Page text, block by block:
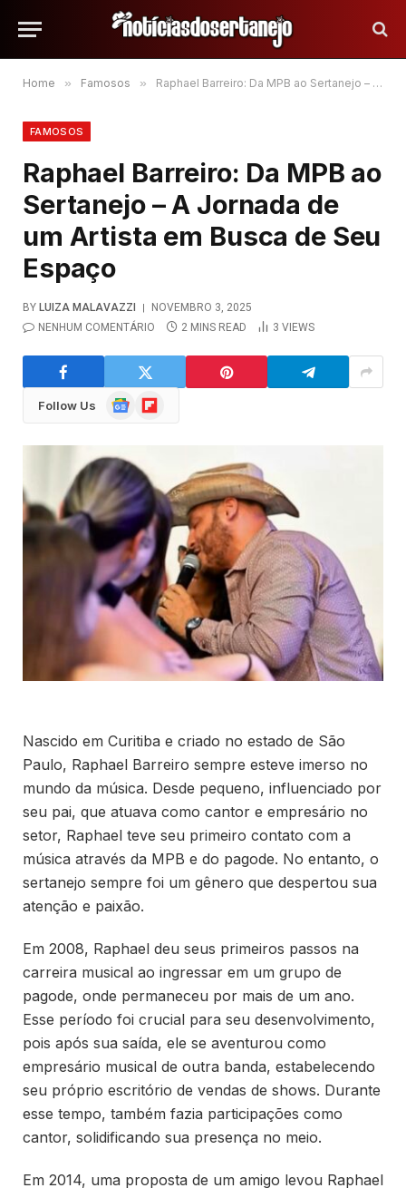
Home » Famosos » Raphael Barreiro: Da MPB ao Sertanejo – A Jornada de um Artista em Busca de Seu Espaço
FAMOSOS
Raphael Barreiro: Da MPB ao
Sertanejo – A Jornada de
um Artista em Busca de Seu
Espaço
BY LUIZA MALAVAZZI
NOVEMBRO 3, 2025
NENHUM COMENTÁRIO
2 MINS READ 3 VIEWS
Follow Us
GoogleFlipboard
Nascido em Curitiba e criado no estado de São
Paulo, Raphael Barreiro sempre esteve imerso no
mundo da música. Desde pequeno, influenciado por
seu pai, que atuava como cantor e empresário no
setor, Raphael teve seu primeiro contato com a
música através da MPB e do pagode. No entanto, o
sertanejo sempre foi um gênero que despertou sua
atenção e paixão.
Em 2008, Raphael deu seus primeiros passos na
carreira musical ao ingressar em um grupo de
pagode, onde permaneceu por mais de um ano.
Esse período foi crucial para seu desenvolvimento,
pois após sua saída, ele se aventurou como
empresário musical de outra banda, estabelecendo
seu próprio escritório de vendas de shows. Durante
esse tempo, também fazia participações como
cantor, solidificando sua presença no meio.
Em 2014, uma proposta de um amigo levou Raphael